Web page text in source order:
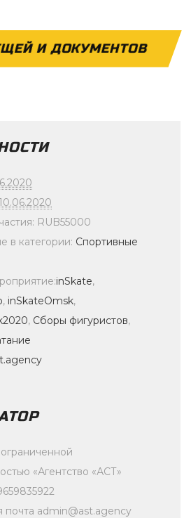
И ДОКУМЕНТОВ
RUB55000
в категории: Спортивные
inSkate,
, inSkateOmsk,
, Сборы фигуристов,
«Агентство «АСТ»
почта admin@ast.agency